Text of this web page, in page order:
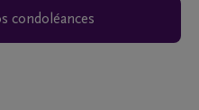
condoléances